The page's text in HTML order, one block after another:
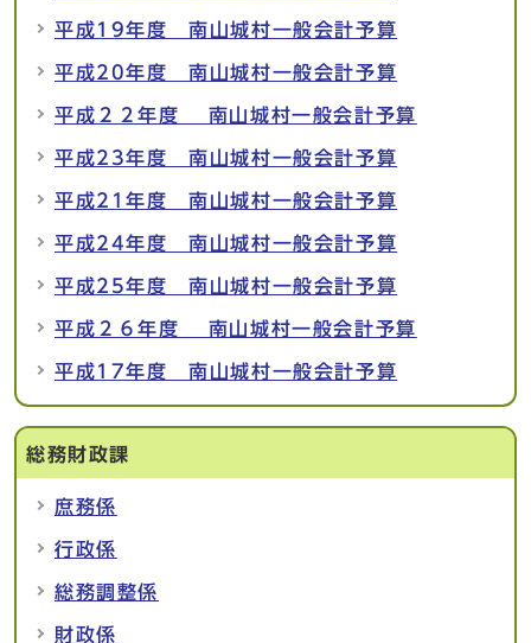
平成19年度 南山城村一般会計予算
平成20年度 南山城村一般会計予算
平成２２年度 南山城村一般会計予算
平成23年度 南山城村一般会計予算
平成21年度 南山城村一般会計予算
平成24年度 南山城村一般会計予算
平成25年度 南山城村一般会計予算
平成２６年度 南山城村一般会計予算
平成17年度 南山城村一般会計予算
総務財政課
庶務係
行政係
総務調整係
財政係